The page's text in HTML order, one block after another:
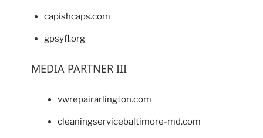
capishcaps.com
gpsyfl.org
MEDIA PARTNER III
vwrepairarlington.com
cleaningservicebaltimore-md.com